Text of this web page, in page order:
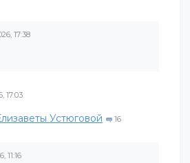
17:38
17:03
Устюговой 16
11:16